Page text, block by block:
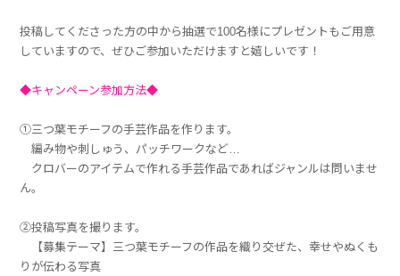
投稿してくださった方の中から抽選で100名様にプレゼントもご用意
していますので、ぜひご参加いただけますと嬉しいです！
◆キャンペーン参加方法◆
①三つ葉モチーフの手芸作品を作ります。
編み物や刺しゅう、パッチワークなど…
クロバーのアイテムで作れる手芸作品であればジャンルは問いませ
ん。
②投稿写真を撮ります。
【募集テーマ】三つ葉モチーフの作品を織り交ぜた、幸せやぬくも
りが伝わる写真